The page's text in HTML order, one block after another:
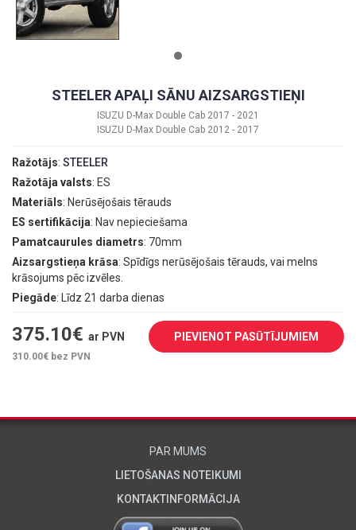
STEELER APAĻI SĀNU AIZSARGSTIEŅI
ISUZU D-Max Double Cab 2017 - 2021
ISUZU D-Max Double Cab 2012 - 2017
Ražotājs: STEELER
Ražotāja valsts: ES
Materiāls: Nerūsējošais tērauds
ES sertifikācija: Nav nepieciešama
Pamatcaurules diametrs: 70mm
Aizsargstieņa krāsa: Spīdīgs nerūsējošais tērauds, vai melns
krāsojums pēc izvēles.
Piegāde: Līdz 21 darba dienas
375.10€ ar PVN
310.00€ bez PVN
PIEVIENOT PASŪTĪJUMIEM
PAR MUMS
LIETOŠANAS NOTEIKUMI
KONTAKTINFORMĀCIJA